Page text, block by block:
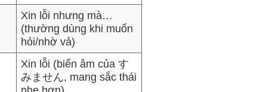
Xin lỗi nhưng mà…
(thường dùng khi muốn
hỏi/nhờ vả)
Xin lỗi (biến âm của す
みません, mang sắc thái